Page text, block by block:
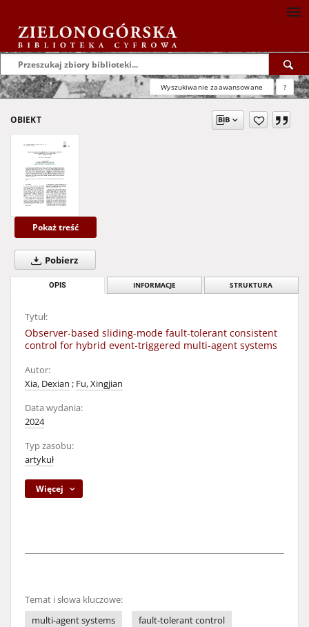
Wyszukiwanie zaawansowane ?
OBIEKT
Pokaż treść
Pobierz
OPIS INFORMACJE STRUKTURA
Tytuł:
Observer-based sliding-mode fault-tolerant consistent
control for hybrid event-triggered multi-agent systems
Autor:
Xia, Dexian ; Fu, Xingjian
Data wydania:
2024
Typ zasobu:
artykuł
Więcej
Temat i słowa kluczowe:
multi-agent systems
fault-tolerant control